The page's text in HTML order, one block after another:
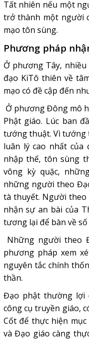
Tất nhiên nếu một
trở thành một người
mạo tôn sùng.
Phương pháp
Ở phương Tây,
đạo KiTô thiên về
mạo có đề cập đến
Ở phương Đông mô
Phật giáo. Lúc ban
tướng thuật. Vì tướng
luân lý cao nhất của
nhập thế, tôn sùng
vông kỳ quặc,
những người theo
tà thuyết. Người theo
nhận sự an bài của
tương lại để bàn về số
Những người theo
phương pháp xem
nguyên tắc chính
thần.
Đạo phật thường lợi
công cụ truyền giáo,
Cốt để thực hiện
và Đạo giáo càng